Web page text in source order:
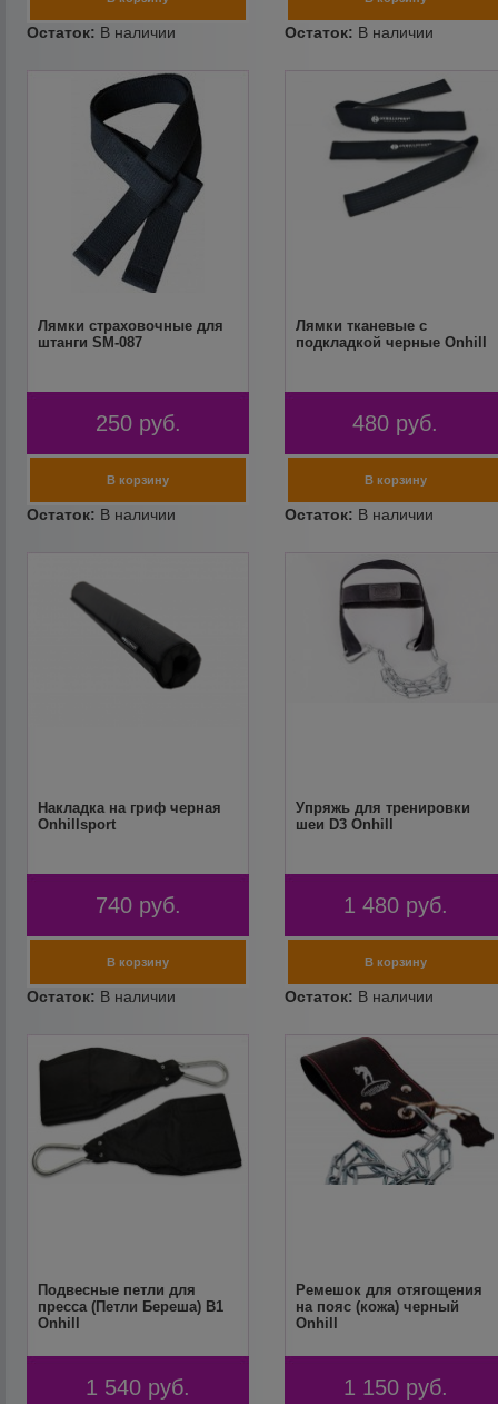
Лямки страховочные для
штанги SM-087
250 руб.
Лямки тканевые с
подкладкой черные Onhill
480 руб.
Накладка на гриф черная
Onhillsport
740 руб.
Упряжь для тренировки
шеи D3 Onhill
1 480 руб.
Подвесные петли для
пресса (Петли Береша) В1
Onhill
1 540 руб.
Ремешок для отягощения
на пояс (кожа) черный
Onhill
1 150 руб.